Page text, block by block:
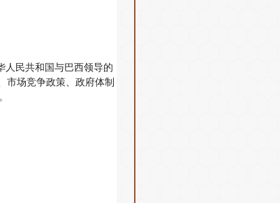
人民共和国与巴西领导的
市场竞争政策、政府体制